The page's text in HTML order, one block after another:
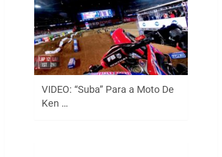
VIDEO: “Suba” Para a Moto De
Ken …